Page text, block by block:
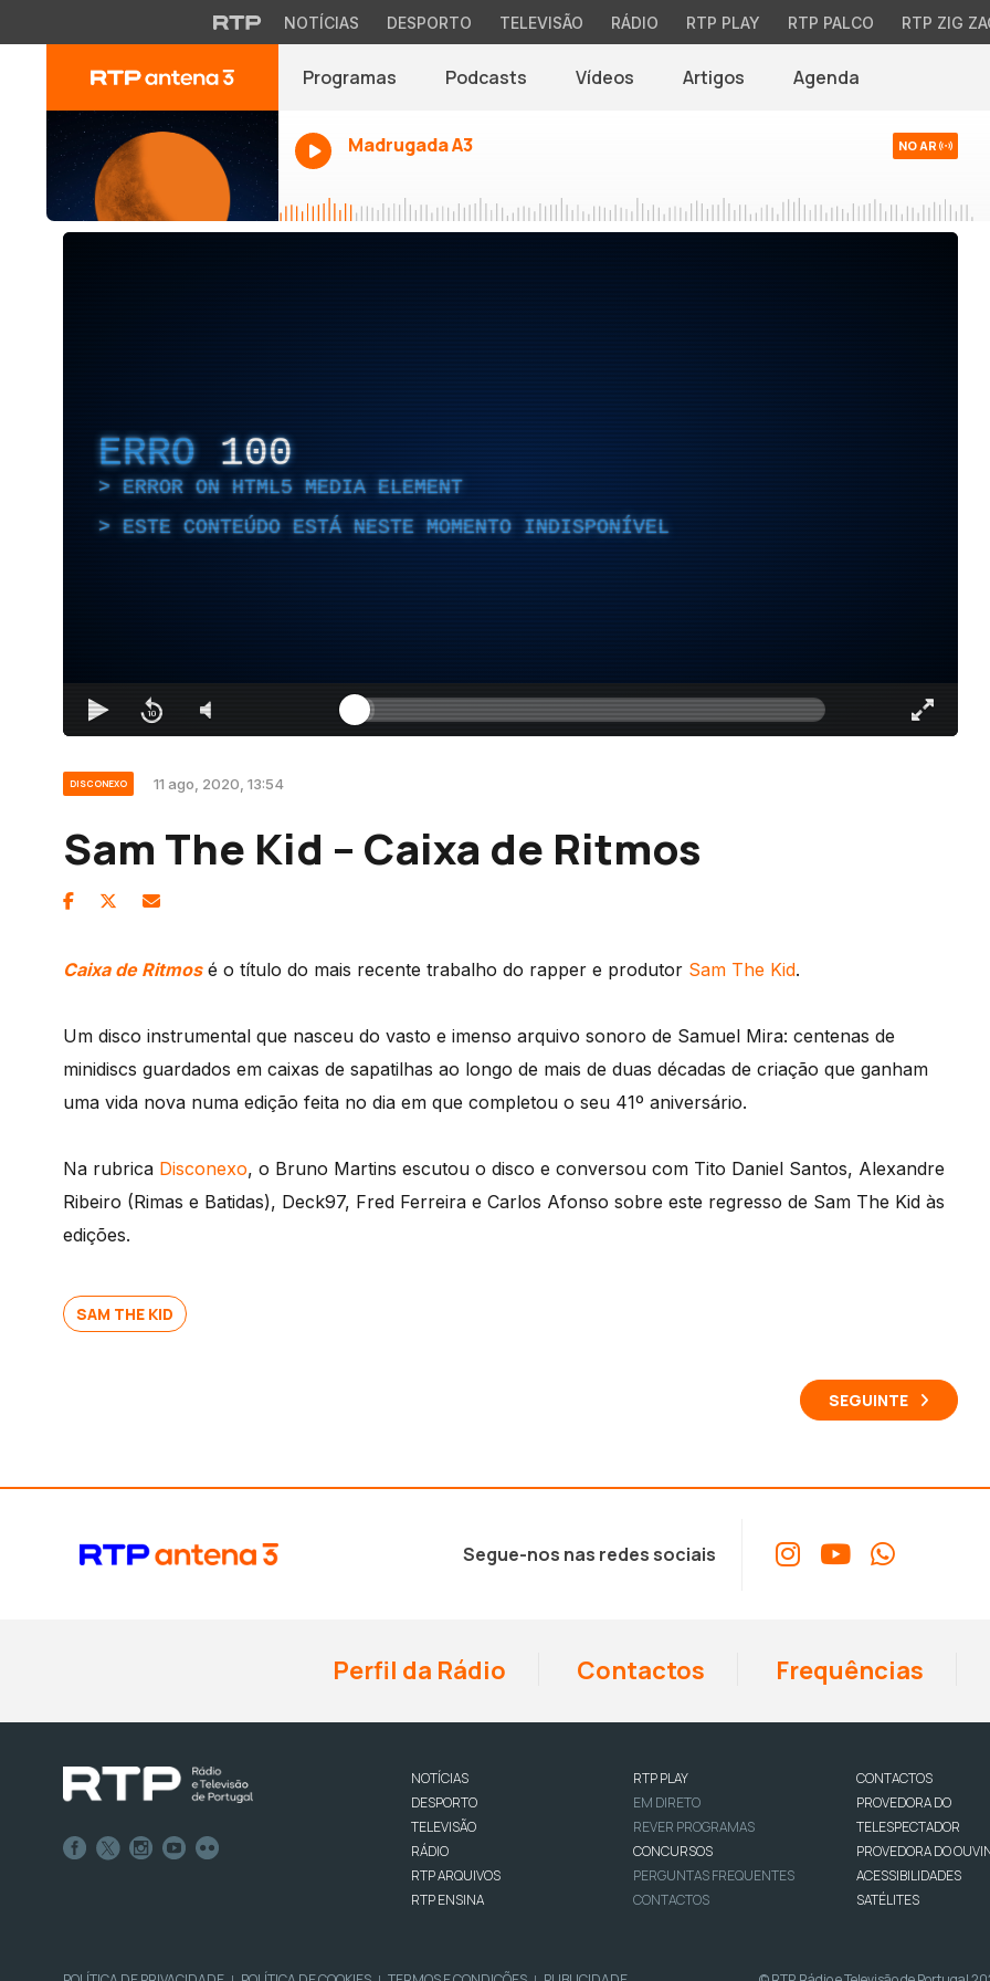
NOTÍCIAS DESPORTO TELEVISÃO RÁDIO RTP PLAY RTP PALCO RTP ZIG
Programas Podcasts Vídeos Artigos Agenda
Madrugada A3 NO AR
ERRO 100
ERROR ON HTML5 MEDIA ELEMENT
ESTE CONTEÚDO ESTÁ NESTE MOMENTO INDISPONÍVEL
DISCONEXO 11 ago, 2020, 13:54
Sam The Kid – Caixa de Ritmos
Caixa de Ritmosé o título do mais recente trabalho do rapper e produtor Sam The Kid.
Um disco instrumental que nasceu do vasto e imenso arquivo sonoro de Samuel Mira: centenas de
minidiscs guardados em caixas de sapatilhas ao longo de mais de duas décadas de criação que ganham
uma vida nova numa edição feita no dia em que completou o seu 41º aniversário.
Na rubrica Disconexo, o Bruno Martins escutou o disco e conversou com Tito Daniel Santos, Alexandre
Ribeiro (Rimas e Batidas), Deck97, Fred Ferreira e Carlos Afonso sobre este regresso de Sam The Kid às
edições.
SAM THE KID
SEGUINTE
Segue-nos nas redes sociais
Perfil da Rádio Contactos Frequências
NOTÍCIAS
DESPORTO
TELEVISÃO
RÁDIO
RTP ARQUIVOS
RTP ENSINA
RTP PLAY
EM DIRETO
REVER PROGRAMAS
CONCURSOS
PERGUNTAS FREQUENTES
CONTACTOS
CONTACTOS
PROVEDORA DO
TELESPECTADOR
PROVEDORA DO
ACESSIBILIDADES
SATÉLITES